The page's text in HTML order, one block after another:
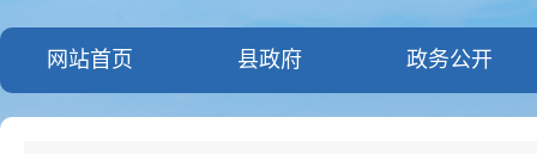
网站首页 县政府 政务公开